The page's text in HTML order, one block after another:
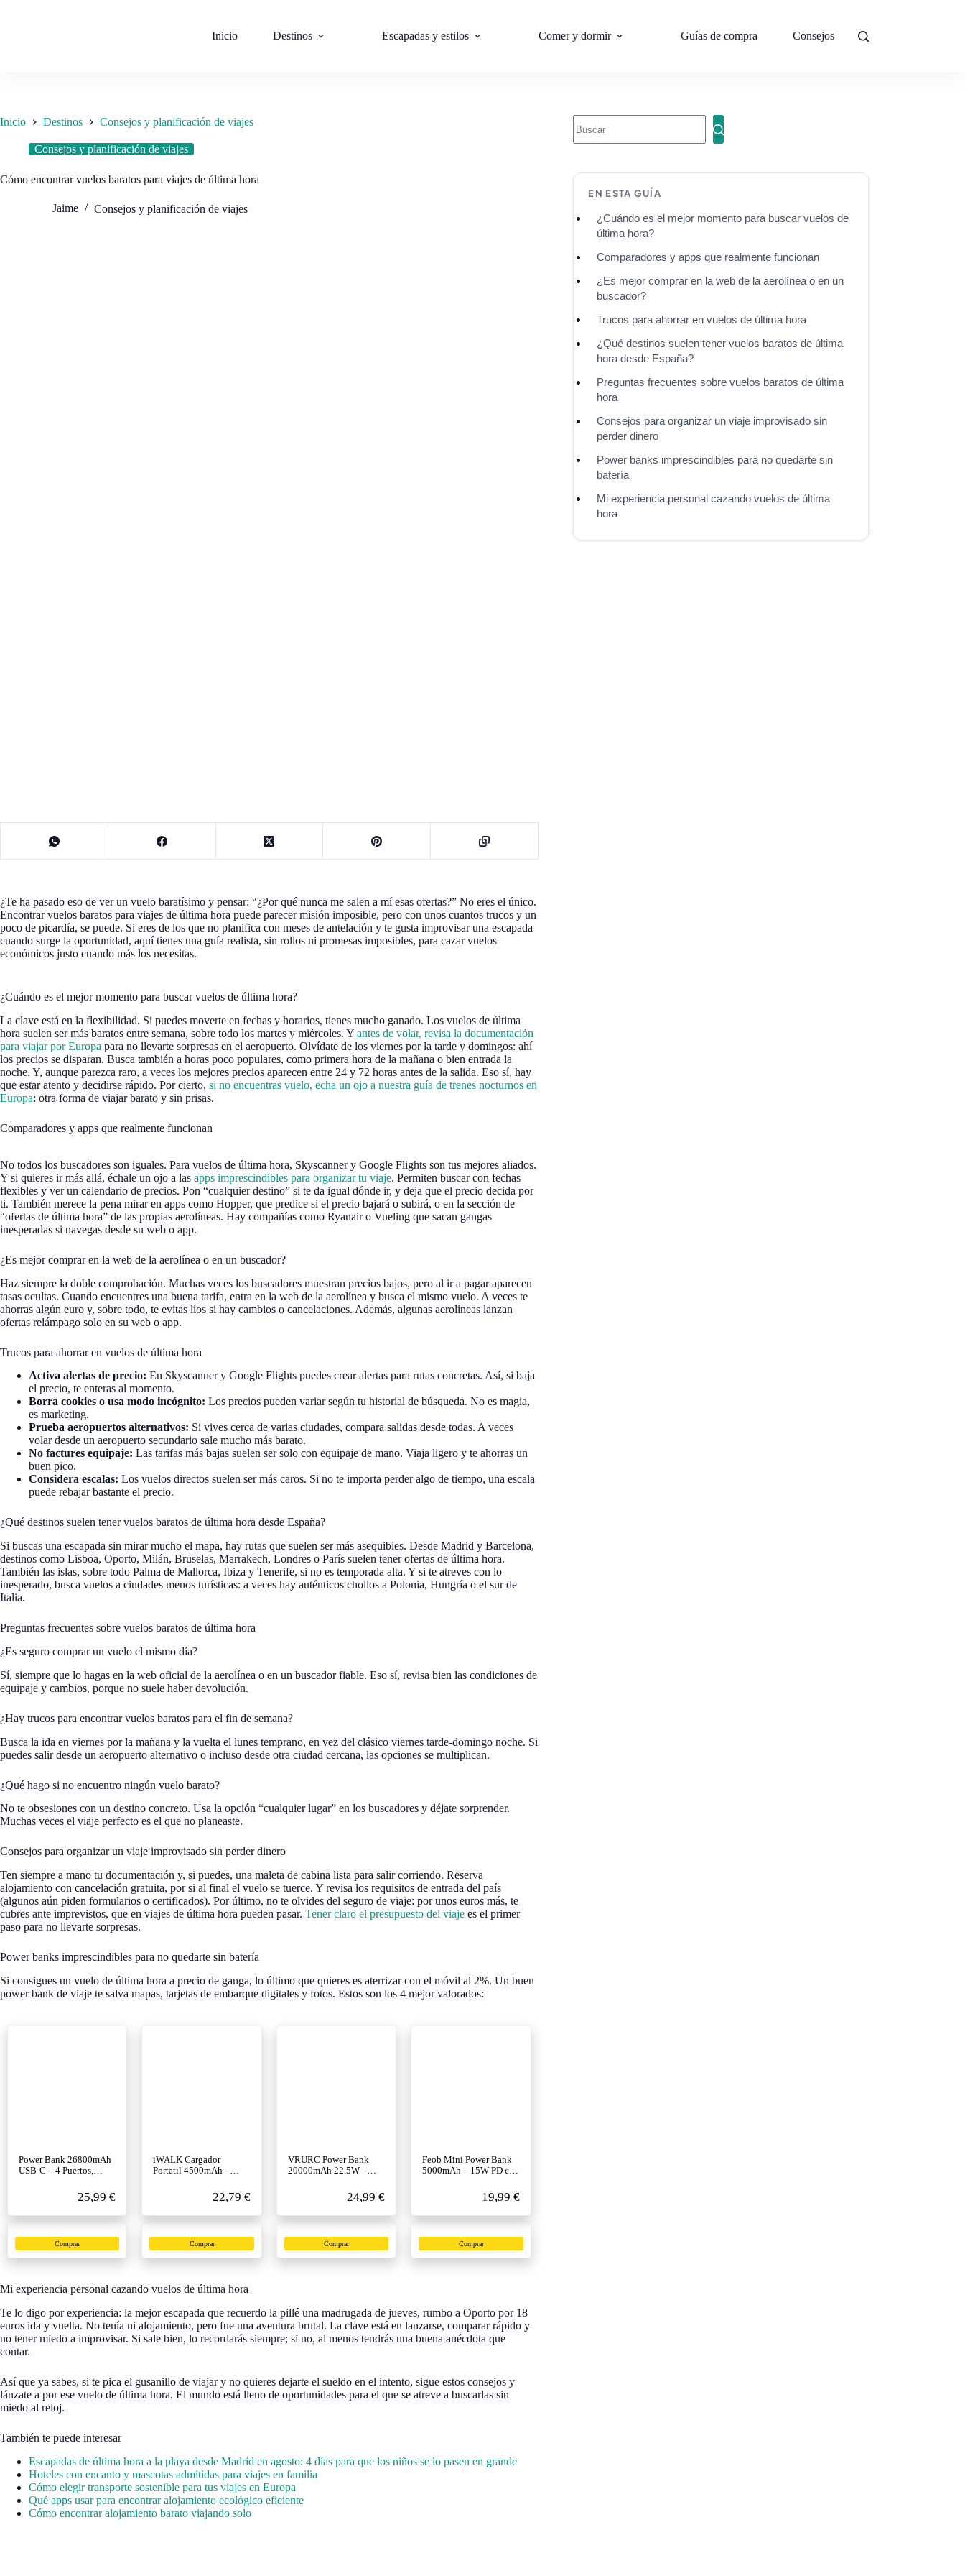
Inicio Destinos Escapadas y estilos Comer y dormir Guías de compra Consejos
Inicio Destinos Consejos y planificación de viajes
Consejos y planificación de viajes
Cómo encontrar vuelos baratos para viajes de última hora
Jaime Consejos y planificación de viajes
¿Te ha pasado eso de ver un vuelo baratísimo y pensar: “¿Por qué nunca me salen a mí esas ofertas?” No eres el único.
Encontrar vuelos baratos para viajes de última hora puede parecer misión imposible, pero con unos cuantos trucos y un
poco de picardía, se puede. Si eres de los que no planifica con meses de antelación y te gusta improvisar una escapada
cuando surge la oportunidad, aquí tienes una guía realista, sin rollos ni promesas imposibles, para cazar vuelos
económicos justo cuando más los necesitas.
¿Cuándo es el mejor momento para buscar vuelos de última hora?
La clave está en la flexibilidad. Si puedes moverte en fechas y horarios, tienes mucho ganado. Los vuelos de última
hora suelen ser más baratos entre semana, sobre todo los martes y miércoles. Y antes de volar, revisa la documentación
para viajar por Europa para no llevarte sorpresas en el aeropuerto. Olvídate de los viernes por la tarde y domingos: ahí
los precios se disparan. Busca también a horas poco populares, como primera hora de la mañana o bien entrada la
noche. Y, aunque parezca raro, a veces los mejores precios aparecen entre 24 y 72 horas antes de la salida. Eso sí, hay
que estar atento y decidirse rápido. Por cierto, si no encuentras vuelo, echa un ojo a nuestra guía de trenes nocturnos en
Europa: otra forma de viajar barato y sin prisas.
Comparadores y apps que realmente funcionan
No todos los buscadores son iguales. Para vuelos de última hora, Skyscanner y Google Flights son tus mejores aliados.
Y si quieres ir más allá, échale un ojo a las apps imprescindibles para organizar tu viaje. Permiten buscar con fechas
flexibles y ver un calendario de precios. Pon “cualquier destino” si te da igual dónde ir, y deja que el precio decida por
ti. También merece la pena mirar en apps como Hopper, que predice si el precio bajará o subirá, o en la sección de
“ofertas de última hora” de las propias aerolíneas. Hay compañías como Ryanair o Vueling que sacan gangas
inesperadas si navegas desde su web o app.
¿Es mejor comprar en la web de la aerolínea o en un buscador?
Haz siempre la doble comprobación. Muchas veces los buscadores muestran precios bajos, pero al ir a pagar aparecen
tasas ocultas. Cuando encuentres una buena tarifa, entra en la web de la aerolínea y busca el mismo vuelo. A veces te
ahorras algún euro y, sobre todo, te evitas líos si hay cambios o cancelaciones. Además, algunas aerolíneas lanzan
ofertas relámpago solo en su web o app.
Trucos para ahorrar en vuelos de última hora
Activa alertas de precio: En Skyscanner y Google Flights puedes crear alertas para rutas concretas. Así, si baja
el precio, te enteras al momento.
Borra cookies o usa modo incógnito: Los precios pueden variar según tu historial de búsqueda. No es magia,
es marketing.
Prueba aeropuertos alternativos: Si vives cerca de varias ciudades, compara salidas desde todas. A veces
volar desde un aeropuerto secundario sale mucho más barato.
No factures equipaje: Las tarifas más bajas suelen ser solo con equipaje de mano. Viaja ligero y te ahorras un
buen pico.
Considera escalas: Los vuelos directos suelen ser más caros. Si no te importa perder algo de tiempo, una escala
puede rebajar bastante el precio.
¿Qué destinos suelen tener vuelos baratos de última hora desde España?
Si buscas una escapada sin mirar mucho el mapa, hay rutas que suelen ser más asequibles. Desde Madrid y Barcelona,
destinos como Lisboa, Oporto, Milán, Bruselas, Marrakech, Londres o París suelen tener ofertas de última hora.
También las islas, sobre todo Palma de Mallorca, Ibiza y Tenerife, si no es temporada alta. Y si te atreves con lo
inesperado, busca vuelos a ciudades menos turísticas: a veces hay auténticos chollos a Polonia, Hungría o el sur de
Italia.
Preguntas frecuentes sobre vuelos baratos de última hora
¿Es seguro comprar un vuelo el mismo día?
Sí, siempre que lo hagas en la web oficial de la aerolínea o en un buscador fiable. Eso sí, revisa bien las condiciones de
equipaje y cambios, porque no suele haber devolución.
¿Hay trucos para encontrar vuelos baratos para el fin de semana?
Busca la ida en viernes por la mañana y la vuelta el lunes temprano, en vez del clásico viernes tarde-domingo noche. Si
puedes salir desde un aeropuerto alternativo o incluso desde otra ciudad cercana, las opciones se multiplican.
¿Qué hago si no encuentro ningún vuelo barato?
No te obsesiones con un destino concreto. Usa la opción “cualquier lugar” en los buscadores y déjate sorprender.
Muchas veces el viaje perfecto es el que no planeaste.
Consejos para organizar un viaje improvisado sin perder dinero
Ten siempre a mano tu documentación y, si puedes, una maleta de cabina lista para salir corriendo. Reserva
alojamiento con cancelación gratuita, por si al final el vuelo se tuerce. Y revisa los requisitos de entrada del país
(algunos aún piden formularios o certificados). Por último, no te olvides del seguro de viaje: por unos euros más, te
cubres ante imprevistos, que en viajes de última hora pueden pasar. Tener claro el presupuesto del viaje es el primer
paso para no llevarte sorpresas.
Power banks imprescindibles para no quedarte sin batería
Si consigues un vuelo de última hora a precio de ganga, lo último que quieres es aterrizar con el móvil al 2%. Un buen
power bank de viaje te salva mapas, tarjetas de embarque digitales y fotos. Estos son los 4 mejor valorados:
Power Bank 26800mAh
USB-C – 4 Puertos,
25,99 €
Comprar
iWALK Cargador
Portatil 4500mAh –
– Cabe en el Bol…22,79 €
Comprar
VRURC Power Bank
20000mAh 22.5W –
Cables Integrados24,99 €
Comprar
Feob Mini Power Bank
5000mAh – 15W PD con
19,99 €
Comprar
Mi experiencia personal cazando vuelos de última hora
Te lo digo por experiencia: la mejor escapada que recuerdo la pillé una madrugada de jueves, rumbo a Oporto por 18
euros ida y vuelta. No tenía ni alojamiento, pero fue una aventura brutal. La clave está en lanzarse, comparar rápido y
no tener miedo a improvisar. Si sale bien, lo recordarás siempre; si no, al menos tendrás una buena anécdota que
contar.
Así que ya sabes, si te pica el gusanillo de viajar y no quieres dejarte el sueldo en el intento, sigue estos consejos y
lánzate a por ese vuelo de última hora. El mundo está lleno de oportunidades para el que se atreve a buscarlas sin
miedo al reloj.
También te puede interesar
Escapadas de última hora a la playa desde Madrid en agosto: 4 días para que los niños se lo pasen en grande
Hoteles con encanto y mascotas admitidas para viajes en familia
Cómo elegir transporte sostenible para tus viajes en Europa
Qué apps usar para encontrar alojamiento ecológico eficiente
Cómo encontrar alojamiento barato viajando solo
EN ESTA GUÍA
¿Cuándo es el mejor momento para buscar vuelos de
última hora?
Comparadores y apps que realmente funcionan
¿Es mejor comprar en la web de la aerolínea o en un
buscador?
Trucos para ahorrar en vuelos de última hora
¿Qué destinos suelen tener vuelos baratos de última
hora desde España?
Preguntas frecuentes sobre vuelos baratos de última
hora
Consejos para organizar un viaje improvisado sin
perder dinero
Power banks imprescindibles para no quedarte sin
batería
Mi experiencia personal cazando vuelos de última
hora